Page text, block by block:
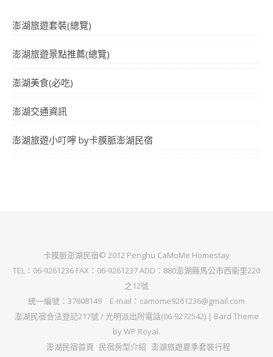
澎湖旅遊套裝(總覽)
澎湖旅遊景點推薦(總覽)
澎湖美食(必吃)
澎湖交通資訊
澎湖旅遊小叮嚀 by卡膜脈澎湖民宿
卡膜脈澎湖民宿© 2012 Penghu CaMoMe Homestay
TEL：06-9261236 FAX：06-9261237 ADD：880澎湖縣馬公市西衛里220
之12號
統一編號：37608149 E-mail：camome9261236@gmail.com
澎湖民宿合法登記217號 / 光明派出所電話(06-9272542) | Bard Theme
byWP Royal.
澎湖民宿首頁 民宿房型介紹 澎湖旅遊夏季套裝行程